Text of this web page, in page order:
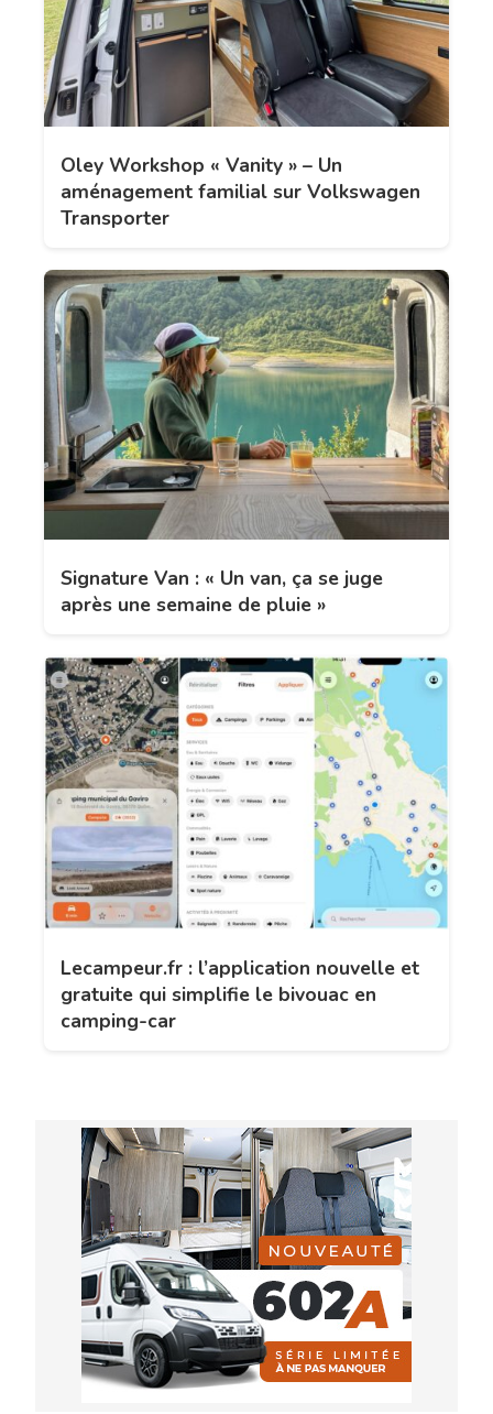
Oley Workshop « Vanity » – Un
aménagement familial sur Volkswagen
Transporter
Signature Van : « Un van, ça se juge
après une semaine de pluie »
Lecampeur.fr : l’application nouvelle et
gratuite qui simplifie le bivouac en
camping-car